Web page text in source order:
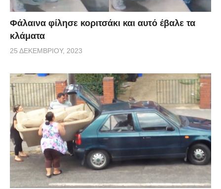
Φάλαινα φίλησε κοριτσάκι και αυτό έβαλε τα
κλάματα
25 ΔΕΚΕΜΒΡΊΟΥ, 2023